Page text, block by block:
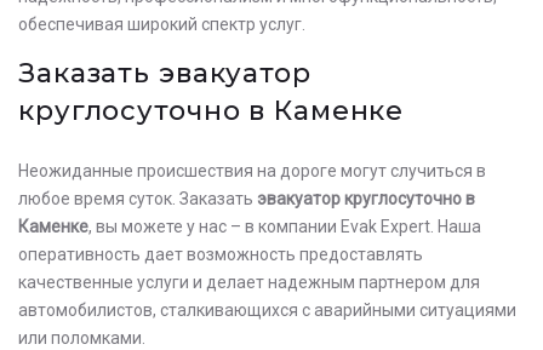
обеспечивая широкий спектр услуг.
Заказать эвакуатор
круглосуточно в Каменке
Неожиданные происшествия на дороге могут случиться в
любое время суток. Заказать эвакуатор круглосуточно в
Каменке, вы можете у нас – в компании Evak Expert. Наша
оперативность дает возможность предоставлять
качественные услуги и делает надежным партнером для
автомобилистов, сталкивающихся с аварийными ситуациями
или поломками.